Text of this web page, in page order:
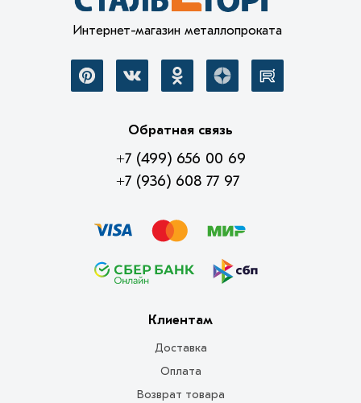
Интернет-магазин металлопроката
Обратная связь
+7 (499) 656 00 69
+7 (936) 608 77 97
Клиентам
Доставка
Оплата
Возврат товара